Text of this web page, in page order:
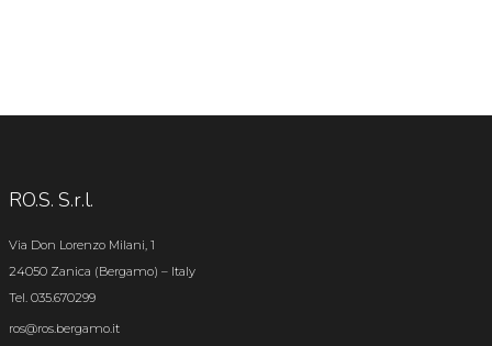
RO.S. S.r.l.
Via Don Lorenzo Milani, 1
24050 Zanica (Bergamo) – Italy
Tel. 035.670299
ros@ros.bergamo.it